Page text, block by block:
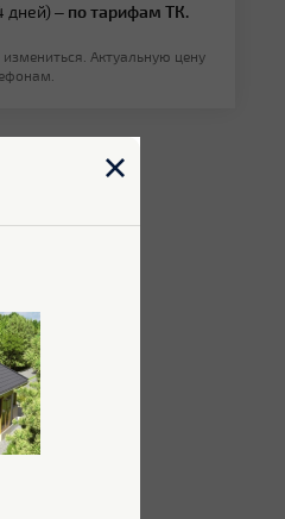
дней) – по тарифам ТК.
Актуальную цену